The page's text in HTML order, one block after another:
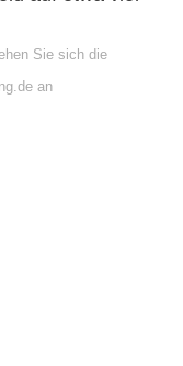
Sie sich die
an